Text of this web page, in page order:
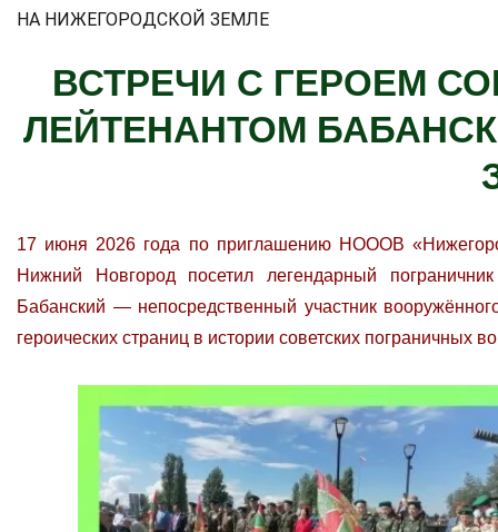
НА НИЖЕГОРОДСКОЙ ЗЕМЛЕ
ВСТРЕЧИ С ГЕРОЕМ
ЛЕЙТЕНАНТОМ
17 июня 2026 года по приглашению НОООВ
Нижний Новгород посетил легендарный
Бабанский — непосредственный участник
героических страниц в истории советских пограничных